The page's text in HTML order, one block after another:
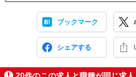
ブックマーク
シェアする